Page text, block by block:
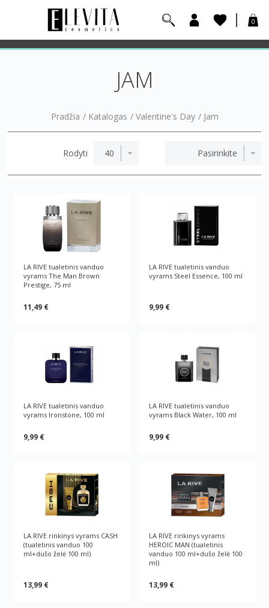
0
JAM
Pradžia / Katalogas / Valentine's Day / Jam
Rodyti
LA RIVE tualetinis vanduo
vyrams The Man Brown
Prestige, 75 ml
11,49 €
LA RIVE tualetinis vanduo
vyrams Steel Essence, 100 ml
9,99 €
LA RIVE tualetinis vanduo
vyrams Ironstone, 100 ml
9,99 €
LA RIVE tualetinis vanduo
vyrams Black Water, 100 ml
9,99 €
LA RIVE rinkinys vyrams CASH
(tualetinis vanduo 100
ml+dušo želė 100 ml)
13,99 €
LA RIVE rinkinys vyrams
HEROIC MAN (tualetinis
vanduo 100 ml+dušo želė 100
ml)
13,99 €